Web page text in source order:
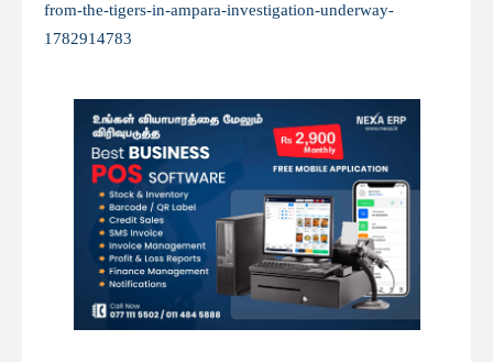
from-the-tigers-in-ampara-investigation-underway-
1782914783